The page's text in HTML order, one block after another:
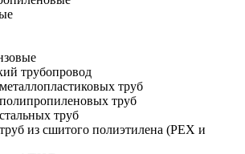
трубопровод
труб
труб
труб
из сшитого полиэтилена (PEX и